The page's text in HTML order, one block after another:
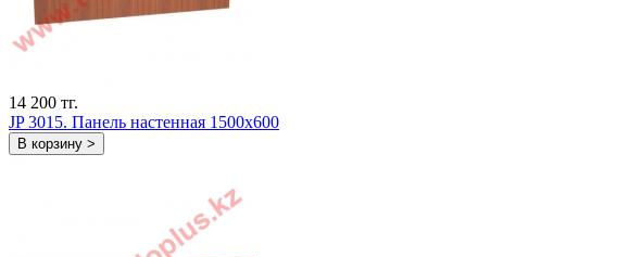
14 200 тг.
JP 3015. Панель настенная 1500х600
В корзину >